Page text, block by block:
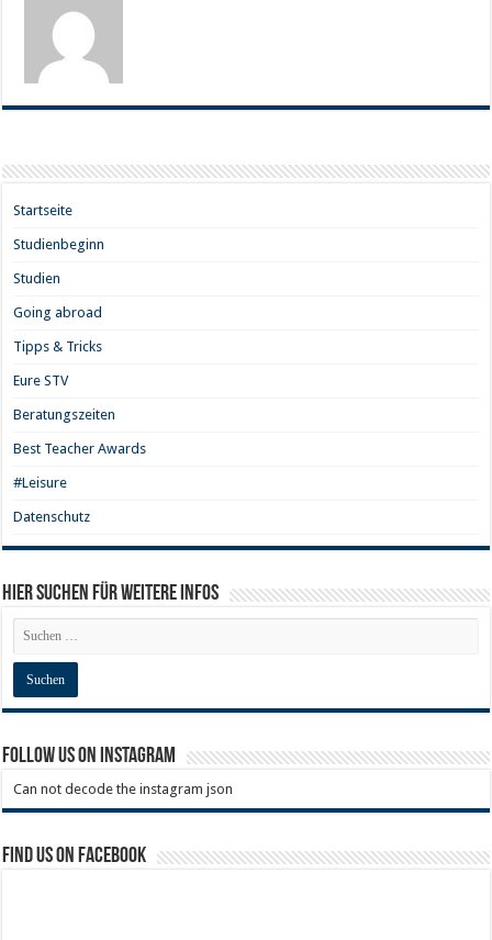
Startseite
Studienbeginn
Studien
Going abroad
Tipps & Tricks
Eure STV
Beratungszeiten
Best Teacher Awards
#Leisure
Datenschutz
Hier Suchen für weitere Infos
Follow us on Instagram
Can not decode the instagram json
Find us on Facebook